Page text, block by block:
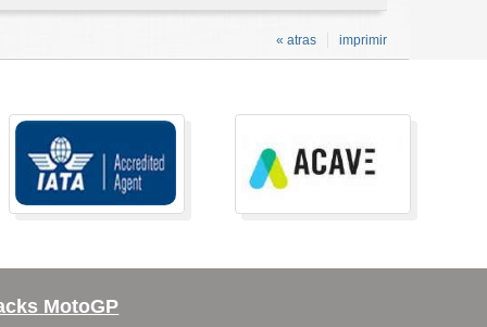
imprimir
« atras
MotoGP